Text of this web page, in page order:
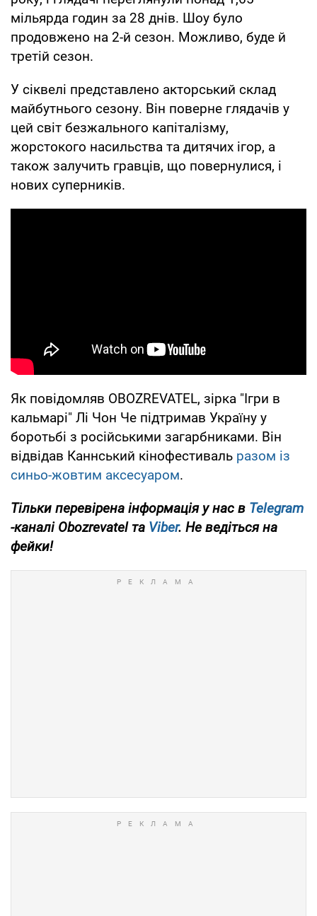
мільярда годин за 28 днів. Шоу було
продовжено на 2-й сезон. Можливо, буде й
третій сезон.
У сіквелі представлено акторський склад
майбутнього сезону. Він поверне глядачів у
цей світ безжального капіталізму,
жорстокого насильства та дитячих ігор, а
також залучить гравців, що повернулися, і
нових суперників.
Як повідомляв OBOZREVATEL, зірка "Ігри в
кальмарі" Лі Чон Че підтримав Україну у
боротьбі з російськими загарбниками. Він
відвідав Каннський кінофестиваль разом із
синьо-жовтим аксесуаром.
Тільки перевірена інформація у нас в Telegram
-каналі Obozrevatel та Viber. Не ведіться на
фейки!